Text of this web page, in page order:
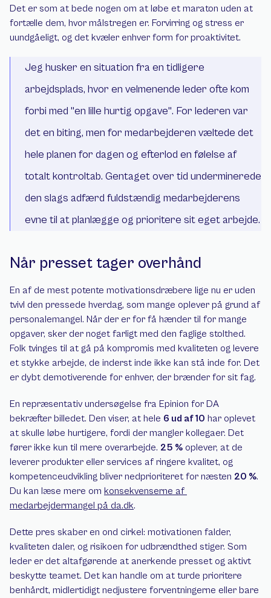
Det er som at bede nogen om at løbe et maraton uden at
fortælle dem, hvor målstregen er. Forvirring og stress er
uundgåeligt, og det kvæler enhver form for proaktivitet.
Jeg husker en situation fra en tidligere
arbejdsplads, hvor en velmenende leder ofte kom
forbi med "en lille hurtig opgave". For lederen var
det en biting, men for medarbejderen væltede det
hele planen for dagen og efterlod en følelse af
totalt kontroltab. Gentaget over tid underminerede
den slags adfærd fuldstændig medarbejderens
evne til at planlægge og prioritere sit eget arbejde.
Når presset tager overhånd
En af de mest potente motivationsdræbere lige nu er uden
tvivl den pressede hverdag, som mange oplever på grund af
personalemangel. Når der er for få hænder til for mange
opgaver, sker der noget farligt med den faglige stolthed.
Folk tvinges til at gå på kompromis med kvaliteten og levere
et stykke arbejde, de inderst inde ikke kan stå inde for. Det
er dybt demotiverende for enhver, der brænder for sit fag.
En repræsentativ undersøgelse fra Epinion for DA
bekræfter billedet. Den viser, at hele 6 ud af 10 har oplevet
at skulle løbe hurtigere, fordi der mangler kollegaer. Det
fører ikke kun til mere overarbejde. 25 % oplever, at de
leverer produkter eller services af ringere kvalitet, og
kompetenceudvikling bliver nedprioriteret for næsten 20 %.
Du kan læse mere om konsekvenserne af
medarbejdermangel på da.dk.
Dette pres skaber en ond cirkel: motivationen falder,
kvaliteten daler, og risikoen for udbrændthed stiger. Som
leder er det altafgørende at anerkende presset og aktivt
beskytte teamet. Det kan handle om at turde prioritere
benhårdt, midlertidigt nedjustere forventningerne eller bare